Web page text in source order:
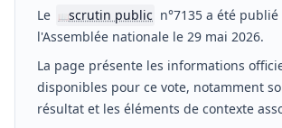
Le 📖scrutin public n°7135 a été
l'Assemblée nationale le 29 mai 2026.
La page présente les informations
disponibles pour ce vote, notamment
résultat et les éléments de contexte